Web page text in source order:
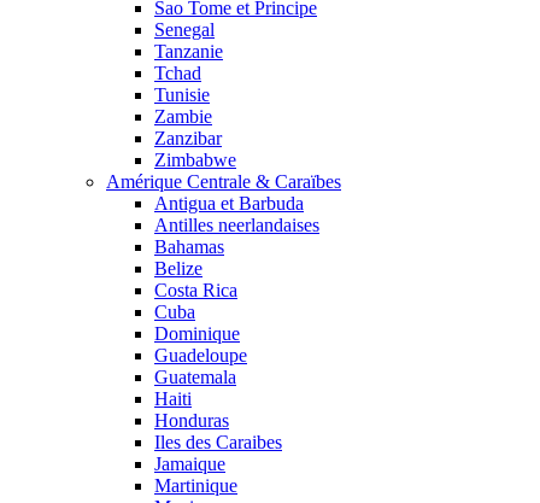
Sao Tome et Principe
Senegal
Tanzanie
Tchad
Tunisie
Zambie
Zanzibar
Zimbabwe
Amérique Centrale & Caraïbes
Antigua et Barbuda
Antilles neerlandaises
Bahamas
Belize
Costa Rica
Cuba
Dominique
Guadeloupe
Guatemala
Haiti
Honduras
Iles des Caraibes
Jamaique
Martinique